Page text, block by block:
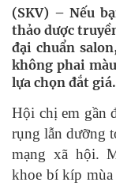
(SKV) – Nếu
thảo dược
đại chuẩn
không phai
lựa chọn đắt giá.
Hội chị em gần
rụng lẫn dưỡng
mạng xã hội.
khoe bí kíp mùa